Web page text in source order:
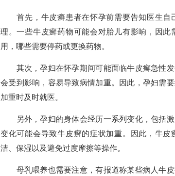
首先，牛皮癣患者在怀孕前需要告知医生自
理。一些牛皮癣药物可能会对胎儿有影响，因
用，哪些需要停药或更换药物。
其次，孕妇在怀孕期间可能面临牛皮癣急性发
会受到影响，容易导致病情加重。因此，孕妇需
加重时及时就医。
另外，孕妇的身体会经历一系列变化，包括激
变化可能会导致牛皮癣的症状加重。因此，牛
洁、保湿以及避免过度摩擦等操作。
母乳喂养也需要注意，有报道称某些病人牛皮